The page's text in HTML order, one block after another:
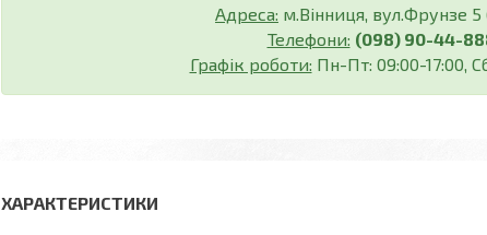
Адреса: м.Вінниця, вул.Фрунзе
Телефони: (098) 90-44-
Графік роботи: Пн-Пт: 09:00-17:00,
ХАРАКТЕРИСТИКИ